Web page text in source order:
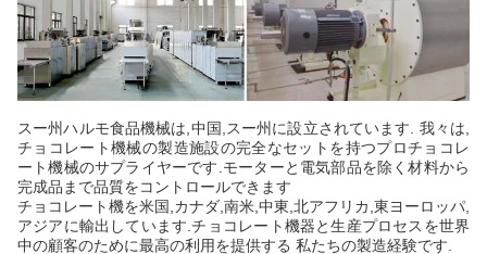
スー州ハルモ食品機械は,中国,スー州に設立されています. 我々は,
チョコレート機械の製造施設の完全なセットを持つプロチョコレ
ート機械のサプライヤーです.モーターと電気部品を除く材料から
完成品まで品質をコントロールできます
チョコレート機を米国,カナダ,南米,中東,北アフリカ,東ヨーロッパ,
アジアに輸出しています.チョコレート機器と生産プロセスを世界
中の顧客のために最高の利用を提供する 私たちの製造経験です.